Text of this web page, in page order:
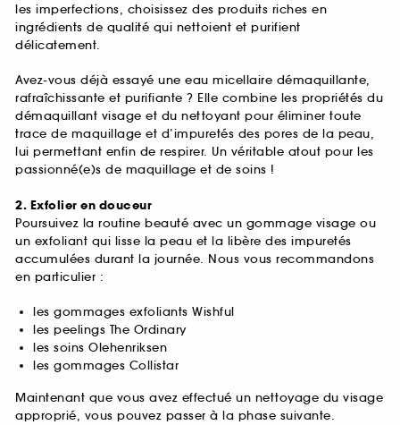
les imperfections, choisissez des produits riches en
ingrédients de qualité qui nettoient et purifient
délicatement.
Avez-vous déjà essayé une eau micellaire démaquillante,
rafraîchissante et purifiante ? Elle combine les propriétés du
démaquillant visage et du nettoyant pour éliminer toute
trace de maquillage et d’impuretés des pores de la peau,
lui permettant enfin de respirer. Un véritable atout pour les
passionné(e)s de maquillage et de soins !
2. Exfolier en douceur
Poursuivez la routine beauté avec un gommage visage ou
un exfoliant qui lisse la peau et la libère des impuretés
accumulées durant la journée. Nous vous recommandons
en particulier :
les gommages exfoliants Wishful
les peelings The Ordinary
les soins Olehenriksen
les gommages Collistar
Maintenant que vous avez effectué un nettoyage du visage
approprié, vous pouvez passer à la phase suivante.